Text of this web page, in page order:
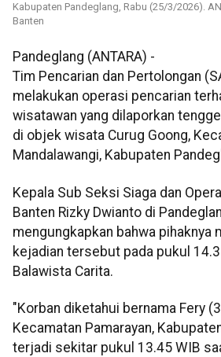
Kabupaten Pandeglang, Rabu (25/3/2026).
Banten
Pandeglang (ANTARA) -
Tim Pencarian dan Pertolongan
melakukan operasi pencarian
wisatawan yang dilaporkan
di objek wisata Curug Goong,
Mandalawangi, Kabupaten
Kepala Sub Seksi Siaga dan
Banten Rizky Dwianto di
mengungkapkan bahwa pihaknya
kejadian tersebut pada pukul
Balawista Carita.
"Korban diketahui bernama Fery
Kecamatan Pamarayan,
terjadi sekitar pukul 13.45 WIB